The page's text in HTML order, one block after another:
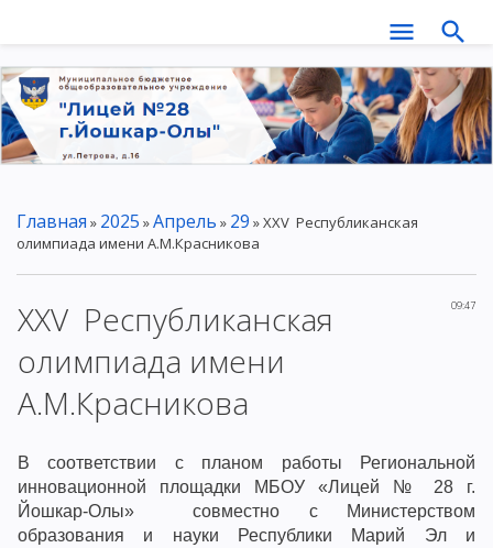
Главная » 2025 »Апрель » 29 » XXV Республиканская
олимпиада имени А.М.Красникова
09:47
XXV Республиканская
олимпиада имени
А.М.Красникова
В соответствии с планом работы Региональной
инновационной площадки МБОУ «Лицей № 28 г.
Йошкар-Олы» совместно с Министерством
образования и науки Республики Марий Эл и